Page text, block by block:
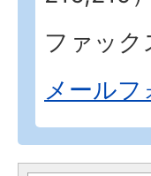
ファッ
メール